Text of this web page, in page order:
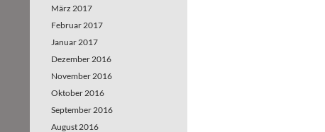
März 2017
Februar 2017
Januar 2017
Dezember 2016
November 2016
Oktober 2016
September 2016
August 2016